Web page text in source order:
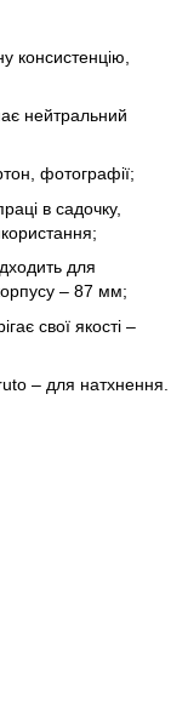
консистенцію,
нейтральний
фотографії;
в садочку,
для
– 87 мм;
свої якості –
– для натхнення.